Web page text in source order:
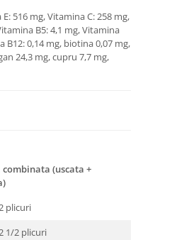
516 mg, Vitamina C: 258 mg,
B5: 4,1 mg, Vitamina
B12: 0,14 mg, biotina 0,07 mg,
24,3 mg, cupru 7,7 mg,
combinata (uscata +
plicuri
1/2 plicuri